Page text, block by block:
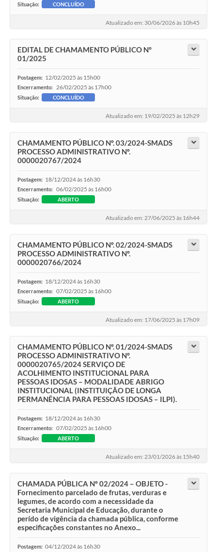
Situação: CONCLUÍDO
Atualizado em: 30/06/2026 às 10h45
EDITAL DE CHAMAMENTO PÚBLICO N°
01/2025
Postagem: 12/02/2025 às 15h00
Encerramento: 26/02/2025 às 17h00
Situação: CONCLUÍDO
Atualizado em: 19/02/2025 às 12h29
CHAMAMENTO PÚBLICO Nº. 03/2024-SMADS
PROCESSO ADMINISTRATIVO Nº.
0000020767/2024
Postagem: 18/12/2024 às 16h30
Encerramento: 06/02/2025 às 16h00
Situação: ABERTO
Atualizado em: 27/06/2025 às 16h44
CHAMAMENTO PÚBLICO Nº. 02/2024-SMADS
PROCESSO ADMINISTRATIVO Nº.
0000020766/2024
Postagem: 18/12/2024 às 16h30
Encerramento: 07/02/2025 às 16h00
Situação: ABERTO
Atualizado em: 17/06/2025 às 17h09
CHAMAMENTO PÚBLICO Nº. 01/2024-SMADS
PROCESSO ADMINISTRATIVO Nº.
0000020765/2024 ​SERVIÇO DE
ACOLHIMENTO INSTITUCIONAL PARA
PESSOAS IDOSAS – MODALIDADE ABRIGO
INSTITUCIONAL (INSTITUIÇÃO DE LONGA
PERMANÊNCIA PARA PESSOAS IDOSAS – ILPI).
Postagem: 18/12/2024 às 16h30
Encerramento: 07/02/2025 às 16h00
Situação: ABERTO
Atualizado em: 23/01/2026 às 15h40
CHAMADA PÚBLICA Nº 02/2024 – OBJETO -
Fornecimento parcelado de frutas, verduras e
legumes, de acordo com a necessidade da
Secretaria Municipal de Educação, durante o
perído de vigência da chamada pública, conforme
especificações constantes no Anexo...
Postagem: 04/12/2024 às 16h30